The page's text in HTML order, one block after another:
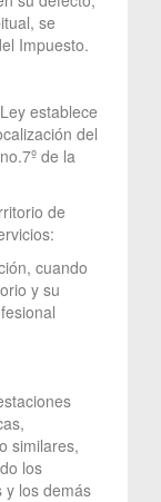
se
Impuesto.
establece
del
de la
de
cuando
y su
similares,
los
y los demás